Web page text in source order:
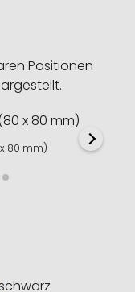
Positionen
80 mm)